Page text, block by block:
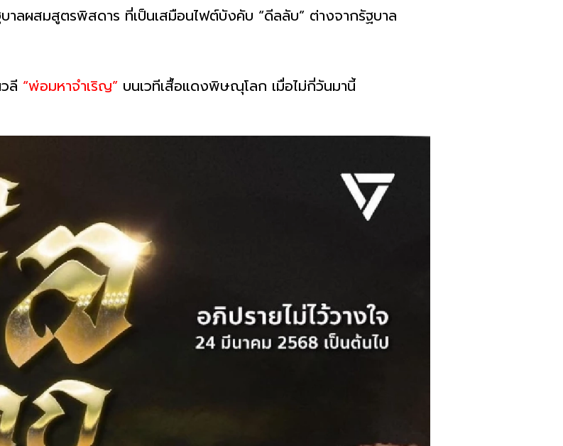
ลผสมสูตรพิสดาร ที่เป็นเสมือนไฟต์บังคับ “ดีลลับ” ต่างจากรัฐบาล
ลี “พ่อมหาจำเริญ” บนเวทีเสื้อแดงพิษณุโลก เมื่อไม่กี่วันมานี้